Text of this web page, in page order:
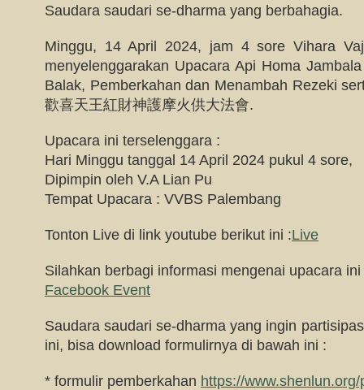
Saudara saudari se-dharma yang berbahagia.
Minggu, 14 April 2024, jam 4 sore Vihara
menyelenggarakan Upacara Api Homa
Balak, Pemberkahan dan Menambah Rezeki
歡喜天王紅財神護摩火供大法會.
Upacara ini terselenggara :
Hari Minggu tanggal 14 April 2024 pukul 4 sore,
Dipimpin oleh V.A Lian Pu
Tempat Upacara : VVBS Palembang
Tonton Live di link youtube berikut ini :Live
Silahkan berbagi informasi mengenai upacara
Facebook Event
Saudara saudari se-dharma yang ingin
ini, bisa download formulirnya di bawah ini :
* formulir pemberkahan https://